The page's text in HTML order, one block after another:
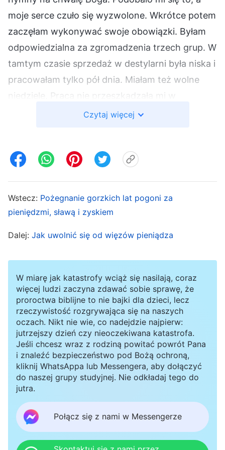
moje serce czuło się wyzwolone. Wkrótce potem
zaczęłam wykonywać swoje obowiązki. Byłam
odpowiedzialna za zgromadzenia trzech grup. W
tamtym czasie sprzedaż w destylarni była niska i
pracowałam tylko pół dnia. Miałam też wolne
niedziele. Praca nie przeszkadzała mi w
chodzeniu na zgromadzenia i wykonywaniu
Kiedy nadeszła jesień 2006 roku, w destylarni
często powtarzał podczas zebrań: „Jesteśmy w
szczycie sezonu produkcyjnego. Jako liderka
zespołu musisz wymyślić sposób na
urlopu, spóźniać się ani wychodzić wcześniej!
Jeśli nie będziesz ciężko pracować, zostaniesz
zwolniona!”. Kiedy to usłyszałam, w duchu
poczułam się ograniczana. Bałam się, że mnie
zwolnią, jeśli cokolwiek w pracy nie zostanie
wykonane dobrze. Chociaż chciałam
uczestniczyć w zgromadzeniach i wykonywać
swój obowiązek, zwyczajnie nie mogłam znaleźć
na to czasu. Byłam w głębokiej rozterce: „Jestem
tak zajęta, że nie mogę nawet uczestniczyć w
zgromadzeniach. Czy tak wygląda życie osoby
Czytaj więcej
Wstecz: Pożegnanie gorzkich lat pogoni za
pieniędzmi, sławą i zyskiem
Dalej: Jak uwolnić się od więzów pieniądza
W miarę jak katastrofy wciąż się nasilają, coraz
więcej ludzi zaczyna zdawać sobie sprawę, że
proroctwa biblijne to nie bajki dla dzieci, lecz
rzeczywistość rozgrywająca się na naszych
oczach. Nikt nie wie, co nadejdzie najpierw:
jutrzejszy dzień czy nieoczekiwana katastrofa.
Jeśli chcesz wraz z rodziną powitać powrót Pana
i znaleźć bezpieczeństwo pod Bożą ochroną,
kliknij WhatsAppa lub Messengera, aby dołączyć
do naszej grupy studyjnej. Nie odkładaj tego do
jutra.
Połącz się z nami w Messengerze